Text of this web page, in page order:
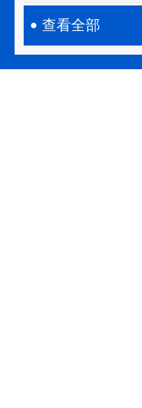
查看全部